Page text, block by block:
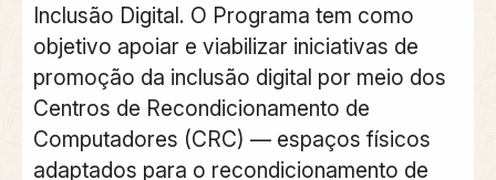
Inclusão Digital. O Programa tem como
objetivo apoiar e viabilizar iniciativas de
promoção da inclusão digital por meio dos
Centros de Recondicionamento de
Computadores (CRC) — espaços físicos
adaptados para o recondicionamento de